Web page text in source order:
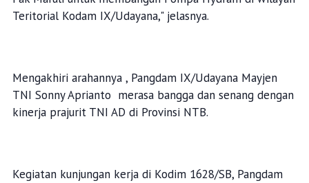
Teritorial Kodam IX/Udayana," jelasnya.
Mengakhiri arahannya , Pangdam IX/Udayana Mayjen
TNI Sonny Aprianto merasa bangga dan senang dengan
kinerja prajurit TNI AD di Provinsi NTB.
Kegiatan kunjungan kerja di Kodim 1628/SB, Pangdam